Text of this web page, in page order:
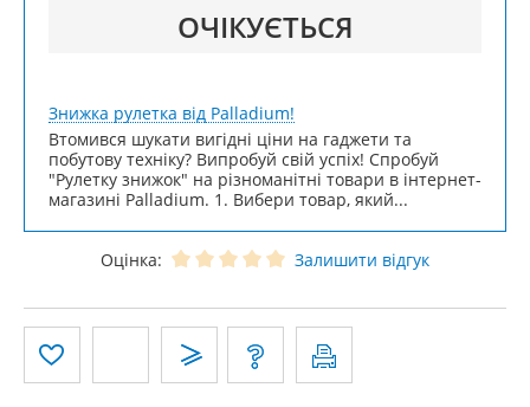
ОЧІКУЄТЬСЯ
Знижка рулетка від Palladium!
Втомився шукати вигідні ціни на гаджети та
побутову техніку? Випробуй свій успіх! Спробуй
"Рулетку знижок" на різноманітні товари в інтернет-
магазині Palladium. 1. Вибери товар, який...
Оцінка: Залишити відгук